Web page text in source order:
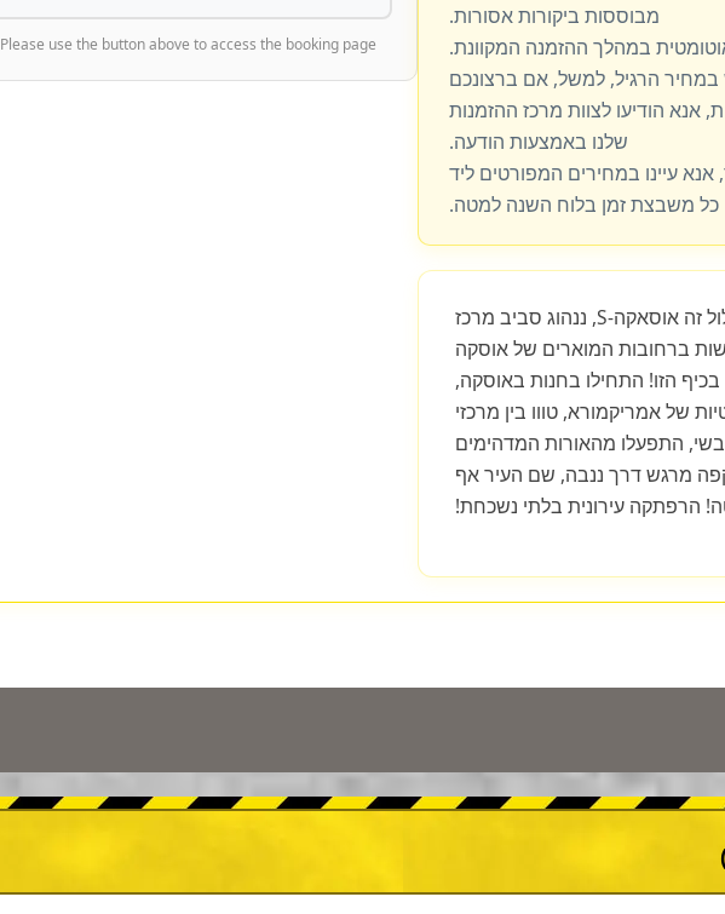
מבוססות ביקורות אסורות.
במהלך ההזמנה המקוונת.
הרגיל, למשל, אם ברצונכם
אנא הודיעו לצוות מרכז ההזמנות
שלנו באמצעות הודעה.
עיינו במחירים המפורטים ליד
כל משבצת זמן בלוח השנה למטה.
כחצי שעה. במסלול זה אוסאקה-S, ננהוג סביב מרכז
ברחובות המוארים של אוסקה
הזו! התחילו בחנות באוסקה,
של אמריקמורא, טווו בין מרכזי
התפעלו מהאורות המדהימים
מרגש דרך ננבה, שם העיר אף
הרפתקה עירונית בלתי נשכחת!
Please use the button above to access the booking page